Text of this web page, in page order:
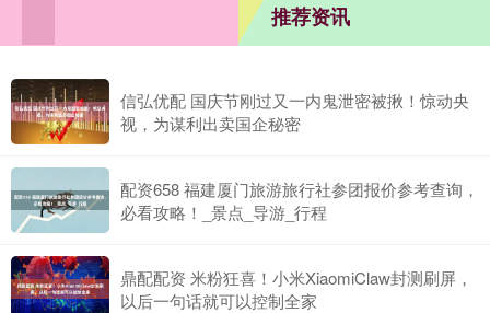
推荐资讯
信弘优配 国庆节刚过又一内鬼泄密被揪！惊动央
视，为谋利出卖国企秘密
配资658 福建厦门旅游旅行社参团报价参考查询，
必看攻略！_景点_导游_行程
鼎配配资 米粉狂喜！小米XiaomiClaw封测刷屏，
以后一句话就可以控制全家